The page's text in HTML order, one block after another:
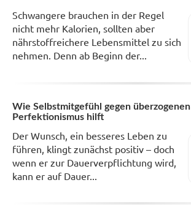
Schwangere brauchen in der Regel
nicht mehr Kalorien, sollten aber
nährstoffreichere Lebensmittel zu sich
nehmen. Denn ab Beginn der...
Wie Selbstmitgefühl gegen überzogenen
Perfektionismus hilft
Der Wunsch, ein besseres Leben zu
führen, klingt zunächst positiv – doch
wenn er zur Dauerverpflichtung wird,
kann er auf Dauer...